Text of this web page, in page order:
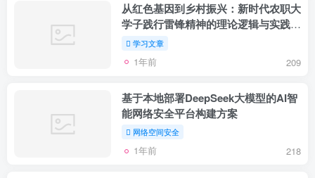
从红色基因到乡村振兴：新时代农职大
学子践行雷锋精神的理论逻辑与实践探
索 学习文章
1年前 209
基于本地部署DeepSeek大模型的AI智
能网络安全平台构建方案
网络空间安全
1年前 218